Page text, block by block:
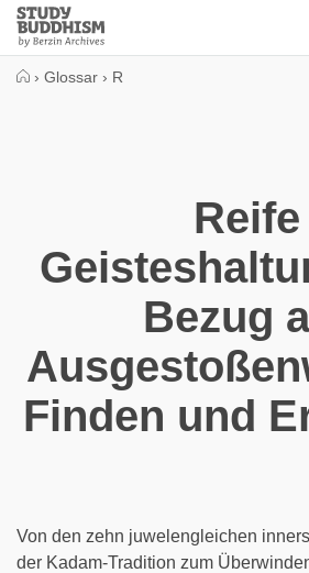
Close
Study
Buddhism
› Glossar › R
Reife
Bezug
Finden und
Von den zehn juwelengleichen
der Kadam-Tradition zum